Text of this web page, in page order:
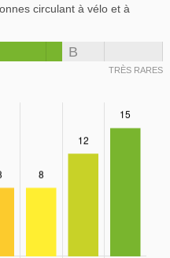
circulant à vélo et à
B
TRÈS RARES